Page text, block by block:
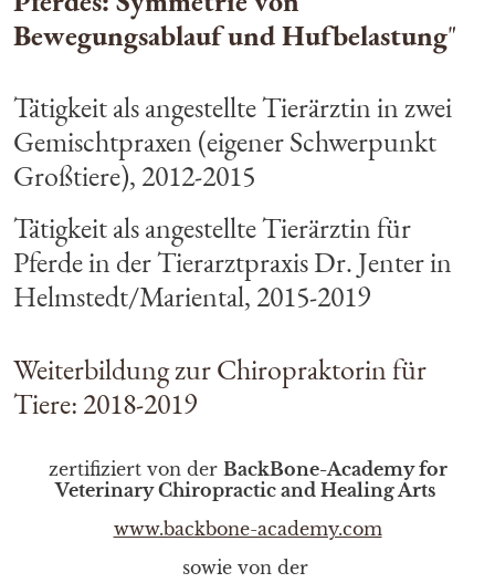
Bewegungsablauf und Hufbelastung"
Tätigkeit als angestellte Tierärztin in zwei
Gemischtpraxen (eigener Schwerpunkt
Großtiere), 2012-2015
Tätigkeit als angestellte Tierärztin für
Pferde in der Tierarztpraxis Dr. Jenter in
Helmstedt/Mariental, 2015-2019
Weiterbildung zur Chiropraktorin für
Tiere: 2018-2019
zertifiziert von der BackBone-Academy for
Veterinary Chiropractic and Healing Arts
www.backbone-academy.com
sowie von der